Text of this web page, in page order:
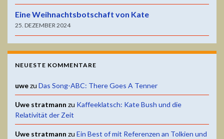
Eine Weihnachtsbotschaft von Kate
25. DEZEMBER 2024
NEUESTE KOMMENTARE
uwezu Das Song-ABC: There Goes A Tenner
Uwe stratmann zu Kaffeeklatsch: Kate Bush und die
Relativität der Zeit
Uwe stratmann zu Ein Best of mit Referenzen an Tolkien und